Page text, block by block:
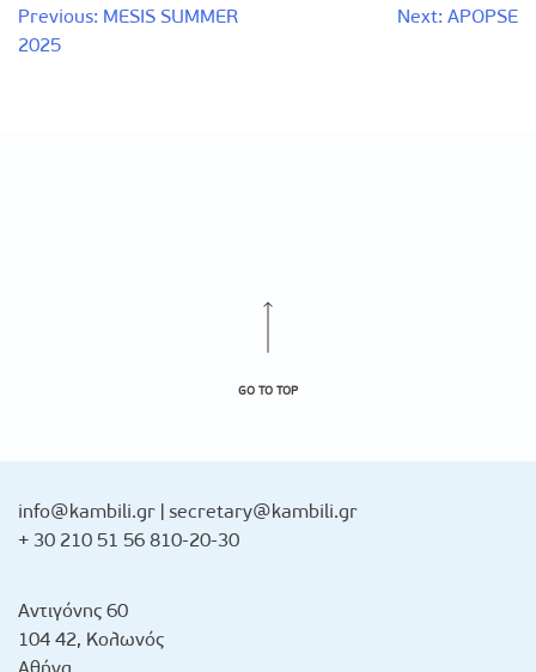
Πλοήγηση
Previous: MESIS SUMMER
2025
Next: APOPSE
GO TO TOP
info@kambili.gr secretary@kambili.gr
+ 30 210 51 56 810-20-30
Αντιγόνης 60
104 42, Κολωνός